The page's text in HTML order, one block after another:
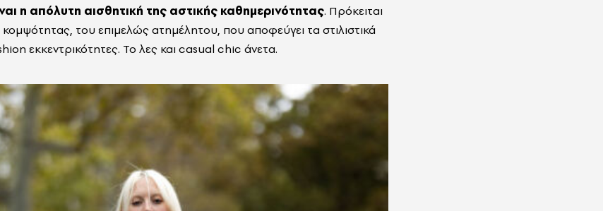
η απόλυτη αισθητική της αστικής καθημερινότητας. Πρόκειται
κομψότητας, του επιμελώς ατημέλητου, που αποφεύγει τα στιλιστικά
εκκεντρικότητες. Το λες και casual chic άνετα.